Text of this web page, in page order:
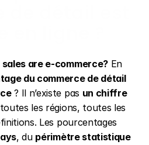
are e-commerce? En
du commerce de détail
? Il n’existe pas un chiffre
les régions, toutes les
Les pourcentages
, du périmètre statistique